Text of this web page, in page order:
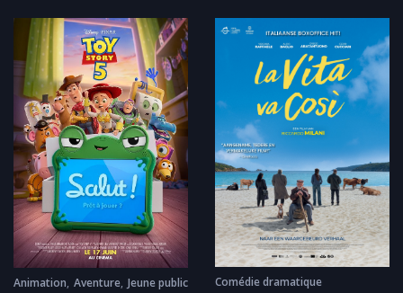
Animation Aventure Jeune public Comédie dramatique